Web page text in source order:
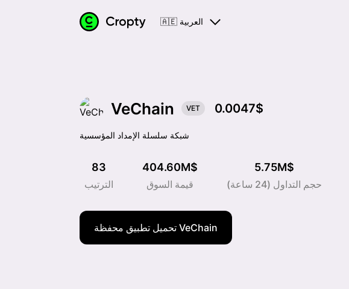
🇦🇪 العربية
VeChain VET 0.0047$
شبكة سلسلة الإمداد المؤسسية
83
الترتيب
404.60M$
قيمة السوق
5.75M$
حجم التداول (24 ساعة)
تحميل تطبيق محفظة VeChain